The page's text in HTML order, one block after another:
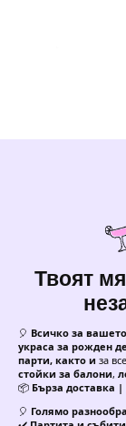
Твоят
🎈 Всичко за
украса за рожден
парти, както и за
стойки за балони,
📦 Бърза доставка
🎈 Голямо